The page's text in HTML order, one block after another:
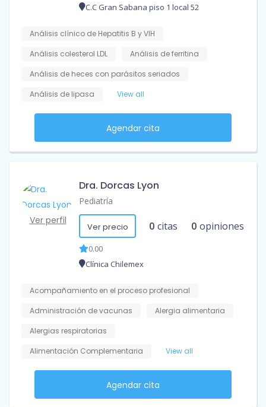
C.C Gran Sabana piso 1 local 52
Análisis clínico de Hepatitis B y VIH
Análisis colesterol LDL
Análisis de ferritina
Análisis de heces con parásitos seriados
Análisis de lipasa
View all
Agendar cita
Ver perfil
Dra. Dorcas Lyon
Pediatría
Ver precio 0 citas 0 opiniones
0.00
Clínica Chilemex
Acompañamiento en el proceso profesional
Administración de vacunas
Alergia alimentaria
Alergias respiratorias
Alimentación Complementaria
View all
Agendar cita